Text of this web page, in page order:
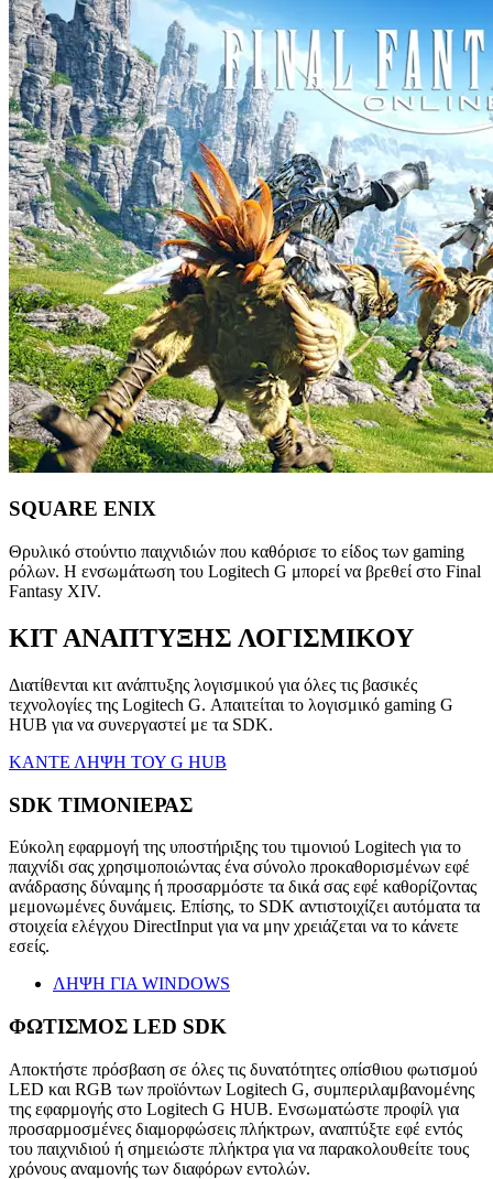
SQUARE ENIX
Θρυλικό στούντιο παιχνιδιών που καθόρισε το είδος των gaming
ρόλων. Η ενσωμάτωση του Logitech G μπορεί να βρεθεί στο Final
Fantasy XIV.
ΚΙΤ ΑΝΑΠΤΥΞΗΣ ΛΟΓΙΣΜΙΚΟΥ
Διατίθενται κιτ ανάπτυξης λογισμικού για όλες τις βασικές
τεχνολογίες της Logitech G. Απαιτείται το λογισμικό gaming G
HUB για να συνεργαστεί με τα SDK.
ΚΑΝΤΕ ΛΗΨΗ ΤΟΥ G HUB
SDK ΤΙΜΟΝΙΕΡΑΣ
Εύκολη εφαρμογή της υποστήριξης του τιμονιού Logitech για το
παιχνίδι σας χρησιμοποιώντας ένα σύνολο προκαθορισμένων εφέ
ανάδρασης δύναμης ή προσαρμόστε τα δικά σας εφέ καθορίζοντας
μεμονωμένες δυνάμεις. Επίσης, το SDK αντιστοιχίζει αυτόματα τα
στοιχεία ελέγχου DirectInput για να μην χρειάζεται να το κάνετε
εσείς.
ΛΗΨΗ ΓΙΑ WINDOWS
ΦΩΤΙΣΜΟΣ LED SDK
Αποκτήστε πρόσβαση σε όλες τις δυνατότητες οπίσθιου φωτισμού
LED και RGB των προϊόντων Logitech G, συμπεριλαμβανομένης
της εφαρμογής στο Logitech G HUB. Ενσωματώστε προφίλ για
προσαρμοσμένες διαμορφώσεις πλήκτρων, αναπτύξτε εφέ εντός
του παιχνιδιού ή σημειώστε πλήκτρα για να παρακολουθείτε τους
χρόνους αναμονής των διαφόρων εντολών.